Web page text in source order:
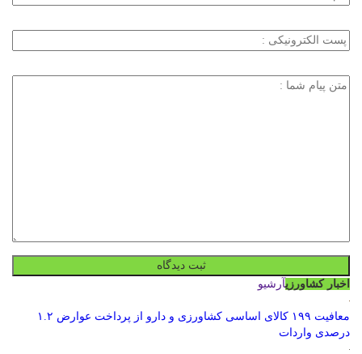
اخبار کشاورزیآرشیو
معافیت ۱۹۹ کالای اساسی کشاورزی و دارو از پرداخت عوارض ۱.۲
درصدی واردات